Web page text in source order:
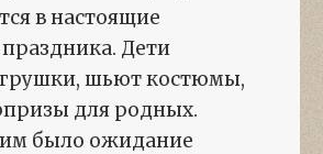
в настоящие
Дети
шьют костюмы,
для родных.
было ожидание